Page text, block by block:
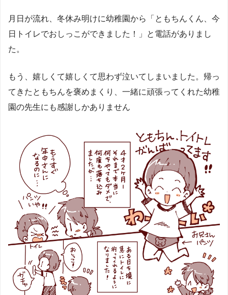
月日が流れ、冬休み明けに幼稚園から「ともちんくん、今
日トイレでおしっこができました！」と電話がありまし
た。
もう、嬉しくて嬉しくて思わず泣いてしまいました。帰っ
てきたともちんを褒めまくり、一緒に頑張ってくれた幼稚
園の先生にも感謝しかありません